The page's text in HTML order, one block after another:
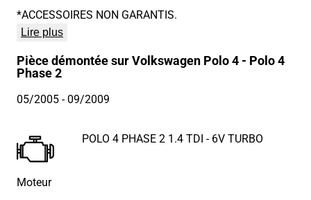
*ACCESSOIRES NON GARANTIS.
Lire plus
Pièce démontée sur Volkswagen Polo 4 - Polo 4
Phase 2
05/2005- 09/2009
Moteur
POLO 4 PHASE 2 1.4 TDI - 6V TURBO